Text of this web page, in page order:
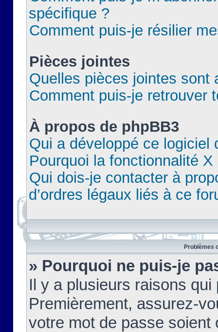
spécifique ?
Comment puis-je résilier
Pièces jointes
Quelles pièces jointes sont
Comment puis-je retrouver
À propos de phpBB3
Qui a développé ce logiciel
Pourquoi la fonctionnalité X
Qui dois-je contacter à
d’ordres légaux liés à ce
Problèmes
» Pourquoi ne puis-je
Il y a plusieurs raisons
Premièrement, assurez-
votre mot de passe soient